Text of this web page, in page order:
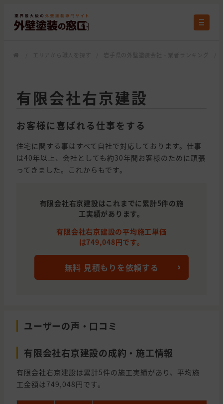
有限会社右京建設
お客様に喜ばれる仕事をする
住宅に関する事はすべて自社で対応しております。仕事
は40年以上、会社としても約30年間お客様のために頑張
ってきました。これからもです。
有限会社右京建設はこれまでに累計5件の施
工実績があります。
有限会社右京建設の平均施工単価
は749,048円です。
無料 見積もりを依頼する
ユーザーの声・口コミ
有限会社右京建設の成約・施工情報
有限会社右京建設は累計5件の施工実績があり、平均施
工金額は749,048円です。